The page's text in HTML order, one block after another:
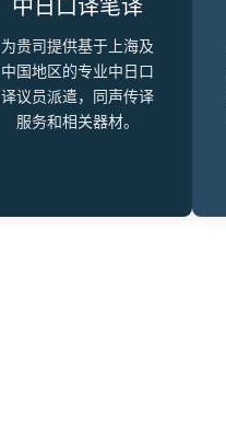
中日口译笔译
为贵司提供基于上海及
中国地区的专业中日口
译议员派遣，同声传译
服务和相关器材。